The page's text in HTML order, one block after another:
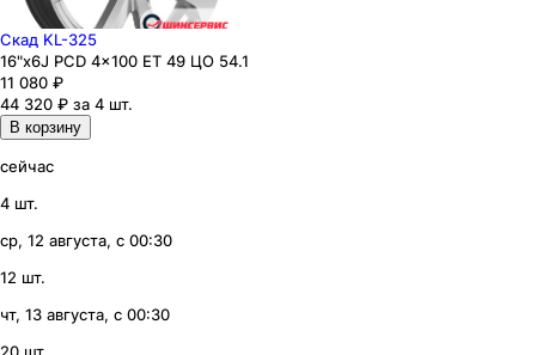
Скад KL-325
16"x6J PCD 4x100 ЕТ 49 ЦО 54.1
11 080 ₽
44 320 ₽ за 4 шт.
В корзину
сейчас
4 шт.
ср, 12 августа, с 00:30
12 шт.
чт, 13 августа, с 00:30